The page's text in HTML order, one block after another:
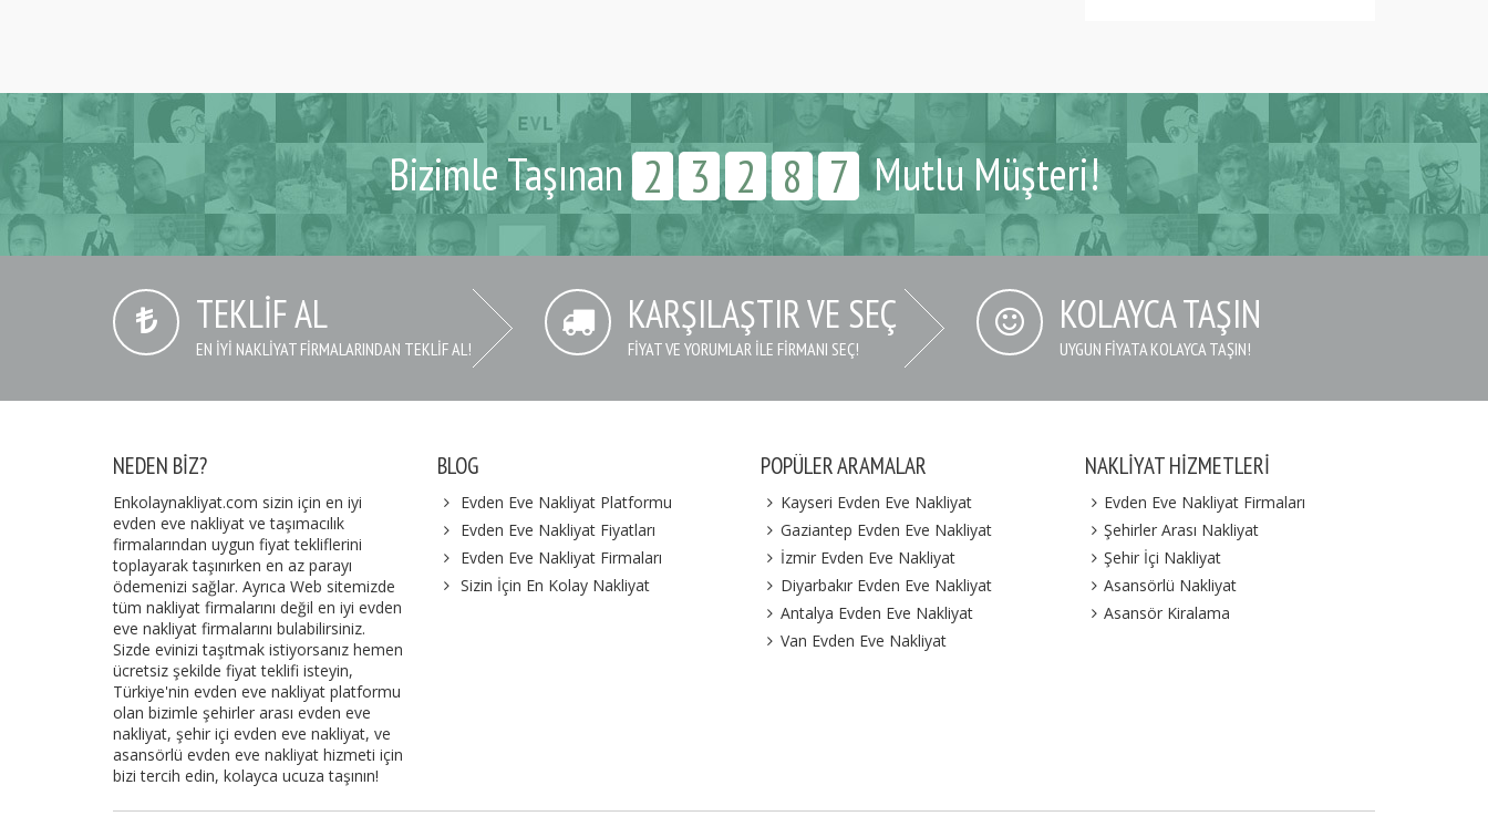
Bizimle Taşınan 2 3 2 8 7 Mutlu Müşteri!
TEKLIF AL
EN IYI NAKLIYAT FIRMALARINDAN TEKLIF AL!
KARŞILAŞTIR VE SEÇ
FIYAT VE YORUMLAR İLE FIRMANI SEÇ!
KOLAYCA TAŞIN
UYGUN FIYATA KOLAYCA TAŞIN!
NEDEN BIZ?
Enkolaynakliyat.com sizin için en iyi
evden eve nakliyat ve taşımacılık
firmalarından uygun fiyat tekliflerini
toplayarak taşınırken en az parayı
ödemenizi sağlar. Ayrıca Web sitemizde
tüm nakliyat firmalarını değil en iyi evden
eve nakliyat firmalarını bulabilirsiniz.
Sizde evinizi taşıtmak istiyorsanız hemen
ücretsiz şekilde fiyat teklifi isteyin,
Türkiye'nin evden eve nakliyat platformu
olan bizimle şehirler arası evden eve
nakliyat, şehir içi evden eve nakliyat, ve
asansörlü evden eve nakliyat hizmeti için
bizi tercih edin, kolayca ucuza taşının!
BLOG
Evden Eve Nakliyat Platformu
Evden Eve Nakliyat Fiyatları
Evden Eve Nakliyat Firmaları
Sizin İçin En Kolay Nakliyat
POPÜLER ARAMALAR
Kayseri Evden Eve Nakliyat
Gaziantep Evden Eve Nakliyat
İzmir Evden Eve Nakliyat
Diyarbakır Evden Eve Nakliyat
Antalya Evden Eve Nakliyat
Van Evden Eve Nakliyat
NAKLIYAT HIZMETLERI
Evden Eve Nakliyat Firmaları
Şehirler Arası Nakliyat
Şehir İçi Nakliyat
Asansörlü Nakliyat
Asansör Kiralama